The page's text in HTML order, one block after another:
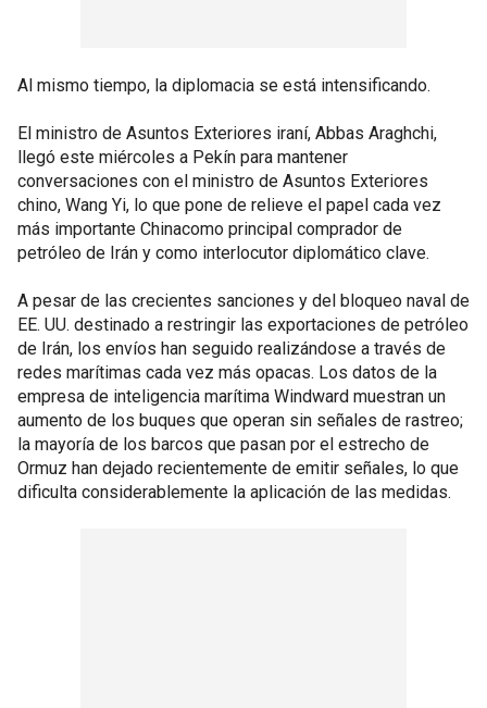
Al mismo tiempo, la diplomacia se está intensificando.
El ministro de Asuntos Exteriores iraní, Abbas Araghchi,
llegó este miércoles a Pekín para mantener
conversaciones con el ministro de Asuntos Exteriores
chino, Wang Yi, lo que pone de relieve el papel cada vez
más importante Chinacomo principal comprador de
petróleo de Irán y como interlocutor diplomático clave.
A pesar de las crecientes sanciones y del bloqueo naval de
EE. UU. destinado a restringir las exportaciones de petróleo
de Irán, los envíos han seguido realizándose a través de
redes marítimas cada vez más opacas. Los datos de la
empresa de inteligencia marítima Windward muestran un
aumento de los buques que operan sin señales de rastreo;
la mayoría de los barcos que pasan por el estrecho de
Ormuz han dejado recientemente de emitir señales, lo que
dificulta considerablemente la aplicación de las medidas.